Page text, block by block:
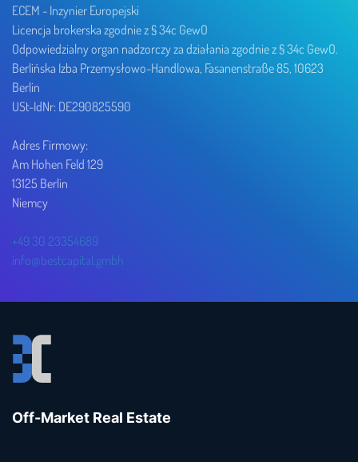
ECEM - Inzynier Europejski
Licencja brokerska zgodnie z § 34c GewO
Odpowiedzialny organ nadzorczy za działania zgodnie z § 34c GewO.
Berlińska Izba Przemysłowo-Handlowa, Fasanenstraße 85, 10623
Berlin
USt-IdNr: DE290825590
Adres Firmowy:
Am Hohen Feld 129
13125 Berlin
Niemcy
+49 30 23354689
info@bestcapital.gmbh
Off-Market Real Estate